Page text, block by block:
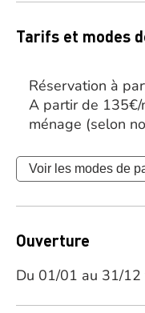
Tarifs et modes
Réservation à
A partir de 135€/
ménage (selon
Voir les modes de
Ouverture
Du 01/01 au 31/